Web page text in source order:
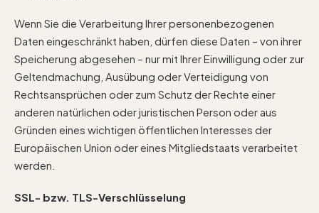
Wenn Sie die Verarbeitung Ihrer personenbezogenen
Daten eingeschränkt haben, dürfen diese Daten – von ihrer
Speicherung abgesehen – nur mit Ihrer Einwilligung oder zur
Geltendmachung, Ausübung oder Verteidigung von
Rechtsansprüchen oder zum Schutz der Rechte einer
anderen natürlichen oder juristischen Person oder aus
Gründen eines wichtigen öffentlichen Interesses der
Europäischen Union oder eines Mitgliedstaats verarbeitet
werden.
SSL- bzw. TLS-Verschlüsselung